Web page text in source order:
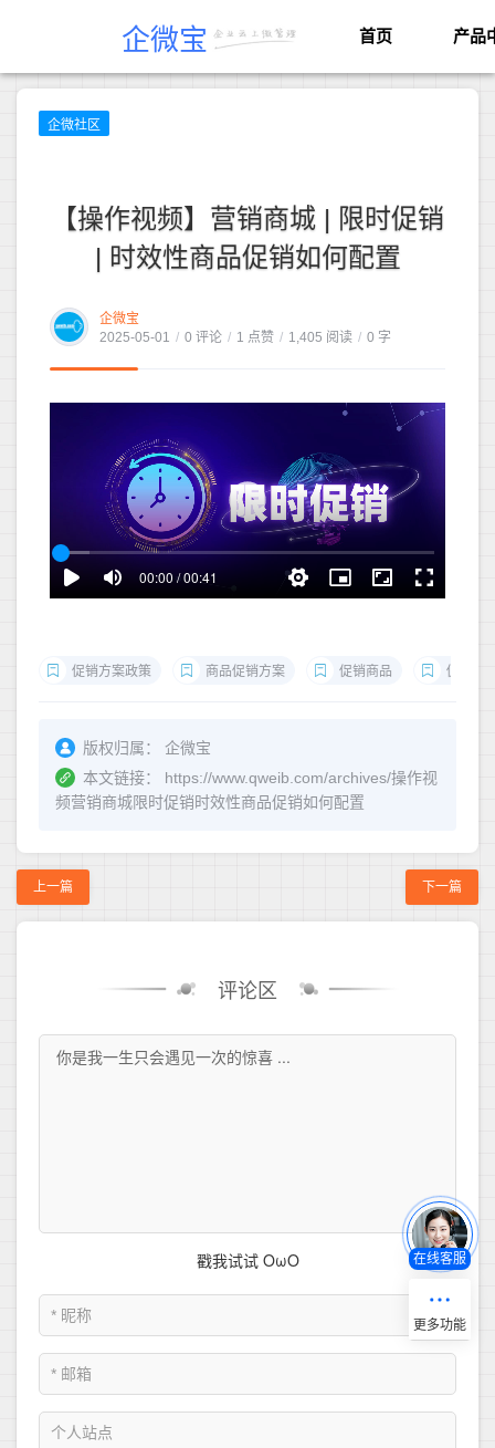
企微宝 首页 产品
企微社区
【操作视频】营销商城 | 限时促销
| 时效性商品促销如何配置
企微宝
2025-05-01 / 0 评论 / 1 点赞 / 1,405 阅读 / 0 字
促销方案政策 商品促销方案 促销商品 促销商
版权归属：
企微宝
本文链接：
https://www.qweib.com/archives/操作视
频营销商城限时促销时效性商品促销如何配置
上一篇 下一篇
评论区
在线客服